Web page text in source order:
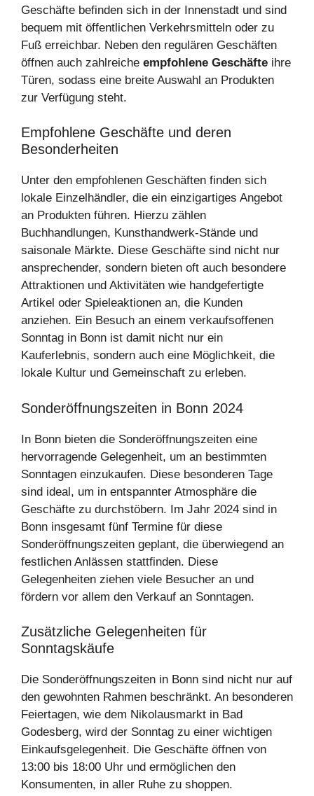
Geschäfte befinden sich in der Innenstadt und sind
bequem mit öffentlichen Verkehrsmitteln oder zu
Fuß erreichbar. Neben den regulären Geschäften
öffnen auch zahlreiche empfohlene Geschäfte ihre
Türen, sodass eine breite Auswahl an Produkten
zur Verfügung steht.
Empfohlene Geschäfte und deren
Besonderheiten
Unter den empfohlenen Geschäften finden sich
lokale Einzelhändler, die ein einzigartiges Angebot
an Produkten führen. Hierzu zählen
Buchhandlungen, Kunsthandwerk-Stände und
saisonale Märkte. Diese Geschäfte sind nicht nur
ansprechender, sondern bieten oft auch besondere
Attraktionen und Aktivitäten wie handgefertigte
Artikel oder Spieleaktionen an, die Kunden
anziehen. Ein Besuch an einem verkaufsoffenen
Sonntag in Bonn ist damit nicht nur ein
Kauferlebnis, sondern auch eine Möglichkeit, die
lokale Kultur und Gemeinschaft zu erleben.
Sonderöffnungszeiten in Bonn 2024
In Bonn bieten die Sonderöffnungszeiten eine
hervorragende Gelegenheit, um an bestimmten
Sonntagen einzukaufen. Diese besonderen Tage
sind ideal, um in entspannter Atmosphäre die
Geschäfte zu durchstöbern. Im Jahr 2024 sind in
Bonn insgesamt fünf Termine für diese
Sonderöffnungszeiten geplant, die überwiegend an
festlichen Anlässen stattfinden. Diese
Gelegenheiten ziehen viele Besucher an und
fördern vor allem den Verkauf an Sonntagen.
Zusätzliche Gelegenheiten für
Sonntagskäufe
Die Sonderöffnungszeiten in Bonn sind nicht nur auf
den gewohnten Rahmen beschränkt. An besonderen
Feiertagen, wie dem Nikolausmarkt in Bad
Godesberg, wird der Sonntag zu einer wichtigen
Einkaufsgelegenheit. Die Geschäfte öffnen von
13:00 bis 18:00 Uhr und ermöglichen den
Konsumenten, in aller Ruhe zu shoppen.